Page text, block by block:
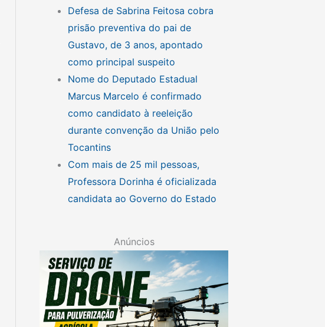
Defesa de Sabrina Feitosa cobra
prisão preventiva do pai de
Gustavo, de 3 anos, apontado
como principal suspeito
Nome do Deputado Estadual
Marcus Marcelo é confirmado
como candidato à reeleição
durante convenção da União pelo
Tocantins
Com mais de 25 mil pessoas,
Professora Dorinha é oficializada
candidata ao Governo do Estado
Anúncios